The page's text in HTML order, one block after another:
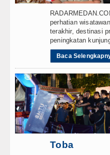
perhatian
terakhir, destinasi
peningkatan
Baca
Toba